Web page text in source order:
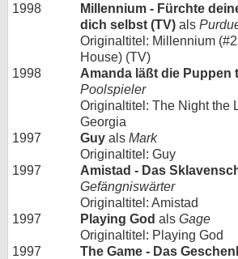
1998
Millennium - Fürchte
dich selbst (TV) als
Originaltitel: Millennium
House) (TV)
1998
Amanda läßt die Puppen
Poolspieler
Originaltitel: The Night the
Georgia
1997
Guy als Mark
Originaltitel: Guy
1997
Amistad - Das
Gefängniswärter
Originaltitel: Amistad
1997
Playing God als Gage
Originaltitel: Playing God
1997
The Game - Das